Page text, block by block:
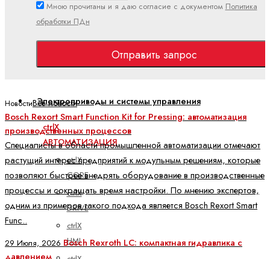
с
внешним
Электрогидравлические
насосы
Электроприводы и системы управления
ctrlX
АВТОМАТИЗАЦИЯ
ctrlX
CORE
ctrlX
DRIVE
ctrlX
HMI
Мною прочитаны и я даю согласие с документом Политика
обработки ПДн
Отправить запрос
НовостиВсе новости
Bosch Rexort Smart Function Kit for Pressing: автоматизация
производственных процессов
Специалисты в области промышленной автоматизации отмечают
растущий интерес предприятий к модульным решениям, которые
позволяют быстрее внедрять оборудование в производственные
процессы и сокращать время настройки. По мнению экспертов,
одним из примеров такого подхода является Bosch Rexort Smart
Func..
29 Июля, 2026 Bosch Rexroth LC: компактная гидравлика с